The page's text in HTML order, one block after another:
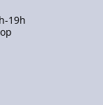
19h